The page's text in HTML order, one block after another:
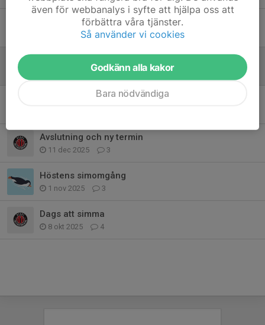
Inställd träning
24 feb, 19:47 0
10 feb, 21:18 0
Start 18e januari
Avslutning och ny termin
11 dec 2025 3
Höstens simomgång
1 nov 2025 3
Dags att simma
8 okt 2025 4
även för webbanalys i syfte att hjälpa oss att
förbättra våra tjänster.
Så använder vi cookies
Godkänn alla kakor
Bara nödvändiga